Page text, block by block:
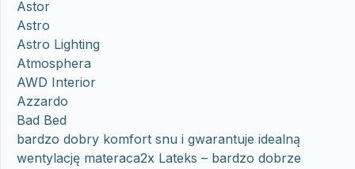
Astor
Astro
Astro Lighting
Atmosphera
AWD Interior
Azzardo
Bad Bed
bardzo dobry komfort snu i gwarantuje idealną
wentylację materaca2x Lateks – bardzo dobrze